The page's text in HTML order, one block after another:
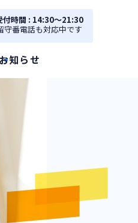
お知らせ
付時間 : 14:30～21:30
守番電話も対応中です